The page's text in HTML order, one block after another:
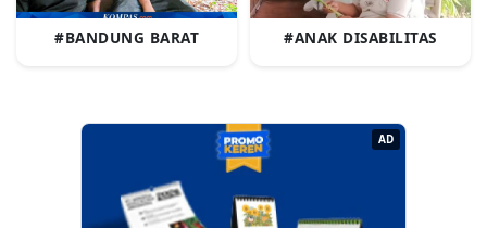
#BANDUNG BARAT #ANAK DISABILITAS
AD